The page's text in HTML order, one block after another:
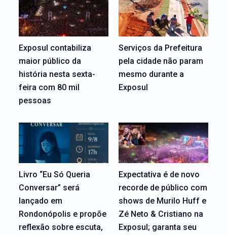
Exposul contabiliza
maior público da
história nesta sexta-
feira com 80 mil
pessoas
Serviços da Prefeitura
pela cidade não param
mesmo durante a
Exposul
Livro “Eu Só Queria
Conversar” será
lançado em
Rondonópolis e propõe
reflexão sobre escuta,
Expectativa é de novo
recorde de público com
shows de Murilo Huff e
Zé Neto & Cristiano na
Exposul; garanta seu